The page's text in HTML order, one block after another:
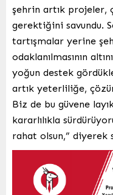
şehrin artık projeler,
gerektiğini savundu.
tartışmalar yerine
odaklanılmasının
yoğun destek
artık yeterliliğe,
Biz de bu güvene
kararlılıkla
rahat olsun,” diyerek